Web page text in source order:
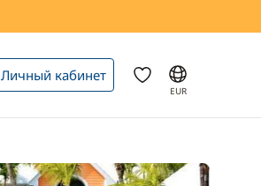
Личный кабинет
EUR